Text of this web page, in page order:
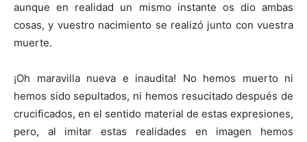
aunque en realidad un mismo instante os dio ambas
cosas, y vuestro nacimiento se realizó junto con vuestra
muerte.
¡Oh maravilla nueva e inaudita! No hemos muerto ni
hemos sido sepultados, ni hemos resucitado después de
crucificados, en el sentido material de estas expresiones,
pero, al imitar estas realidades en imagen hemos